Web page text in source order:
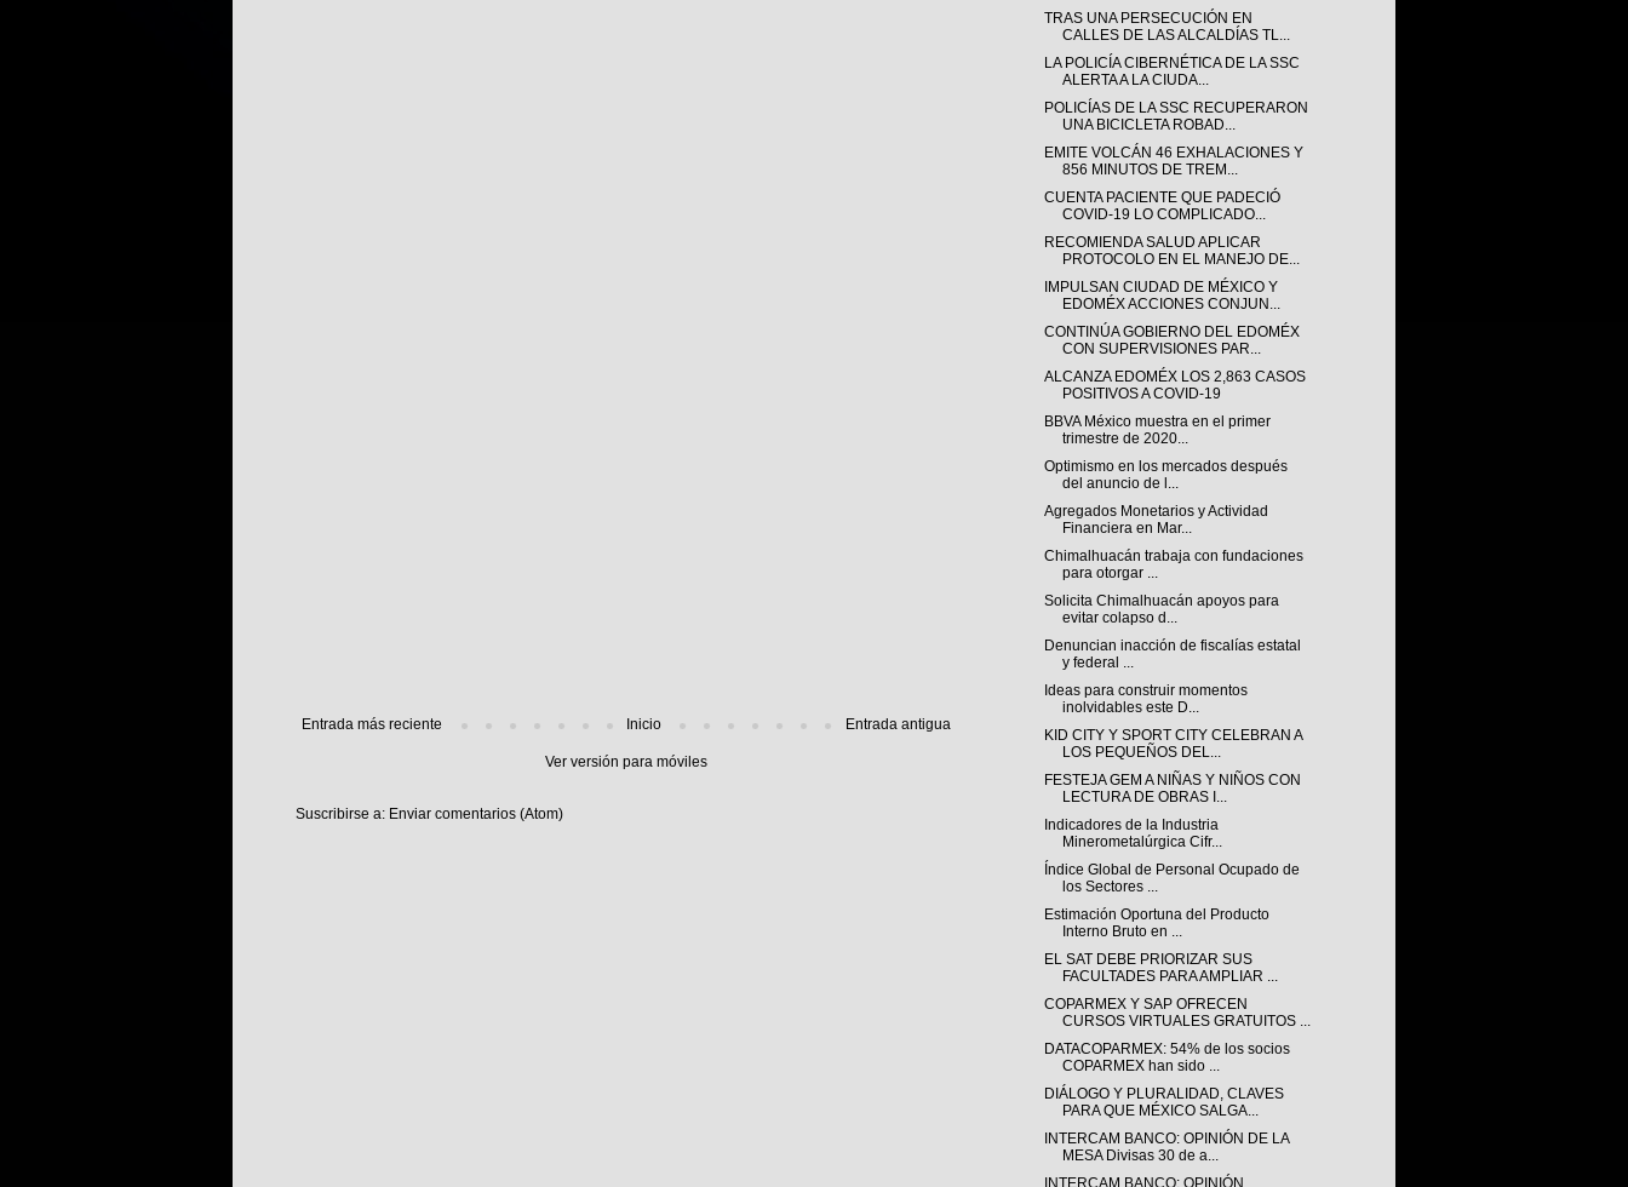
Entrada más reciente Entrada antigua
Inicio
Ver versión para móviles
Suscribirse a: Enviar comentarios (Atom)
TRAS UNA PERSECUCIÓN EN
CALLES DE LAS ALCALDÍAS TL...
LA POLICÍA CIBERNÉTICA DE LA SSC
ALERTA A LA CIUDA...
POLICÍAS DE LA SSC RECUPERARON
UNA BICICLETA ROBAD...
EMITE VOLCÁN 46 EXHALACIONES Y
856 MINUTOS DE TREM...
CUENTA PACIENTE QUE PADECIÓ
COVID-19 LO COMPLICADO...
RECOMIENDA SALUD APLICAR
PROTOCOLO EN EL MANEJO DE...
IMPULSAN CIUDAD DE MÉXICO Y
EDOMÉX ACCIONES CONJUN...
CONTINÚA GOBIERNO DEL EDOMÉX
CON SUPERVISIONES PAR...
ALCANZA EDOMÉX LOS 2,863 CASOS
POSITIVOS A COVID-19
BBVA México muestra en el primer
trimestre de 2020...
Optimismo en los mercados después
del anuncio de l...
Agregados Monetarios y Actividad
Financiera en Mar...
Chimalhuacán trabaja con fundaciones
para otorgar ...
Solicita Chimalhuacán apoyos para
evitar colapso d...
Denuncian inacción de fiscalías estatal
y federal ...
Ideas para construir momentos
inolvidables este D...
KID CITY Y SPORT CITY CELEBRAN A
LOS PEQUEÑOS DEL...
FESTEJA GEM A NIÑAS Y NIÑOS CON
LECTURA DE OBRAS I...
Indicadores de la Industria
Minerometalúrgica Cifr...
Índice Global de Personal Ocupado de
los Sectores ...
Estimación Oportuna del Producto
Interno Bruto en ...
EL SAT DEBE PRIORIZAR SUS
FACULTADES PARA AMPLIAR ...
COPARMEX Y SAP OFRECEN
CURSOS VIRTUALES GRATUITOS ...
DATACOPARMEX: 54% de los socios
COPARMEX han sido ...
DIÁLOGO Y PLURALIDAD, CLAVES
PARA QUE MÉXICO SALGA...
INTERCAM BANCO: OPINIÓN DE LA
MESA Divisas 30 de a...
INTERCAM BANCO: OPINIÓN